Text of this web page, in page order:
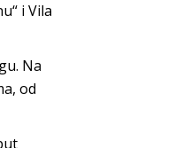
i Vila
Na
od